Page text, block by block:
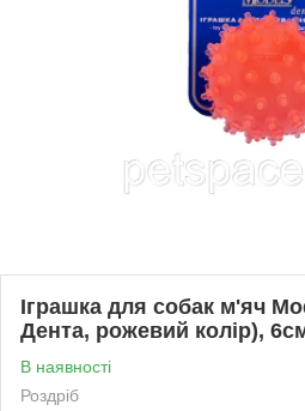
Іграшка для собак м'яч
Дента, рожевий колір),
В наявності
Роздріб